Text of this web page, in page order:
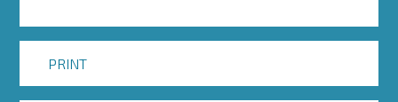
PRINT